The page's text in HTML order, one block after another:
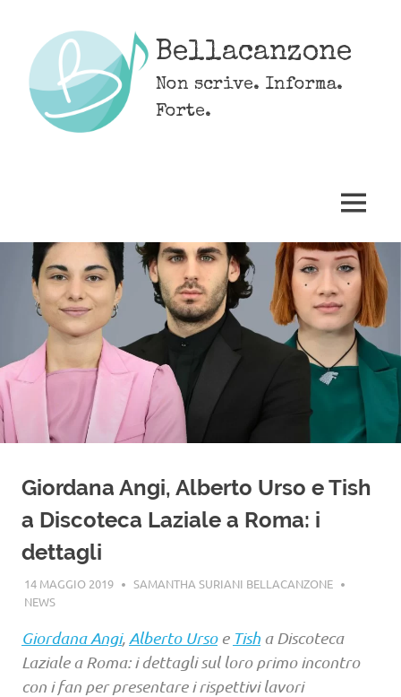
content
Bellacanzone
Non scrive. Informa.
Forte.
MENU
Giordana Angi, Alberto Urso e Tish
a Discoteca Laziale a Roma: i
dettagli
14 MAGGIO 2019
SAMANTHA SURIANI BELLACANZONE
NEWS
Giordana Angi, Alberto Ursoe Tish a Discoteca
Laziale a Roma: i dettagli sul loro primo incontro
con i fan per presentare i rispettivi lavori